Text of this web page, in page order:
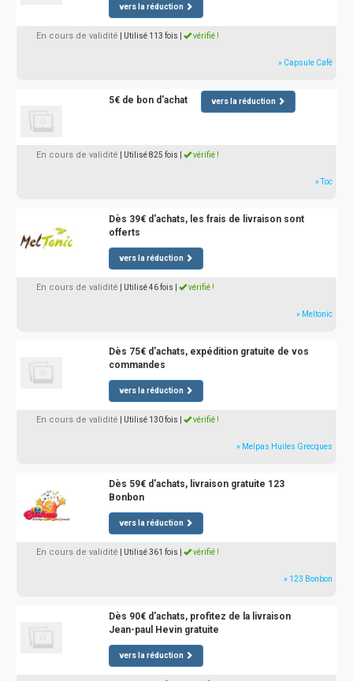
vers la réduction
En cours de validité | Utilisé 113 fois vérifié !
» Capsule Café
5€ de bon d'achat vers la réduction
En cours de validité | Utilisé 825 fois vérifié !
» Toc
Dès 39€ d'achats, les frais de livraison sont
offerts
vers la réduction
En cours de validité | Utilisé 46 fois vérifié !
» Meltonic
Dès 75€ d'achats, expédition gratuite de vos
commandes
vers la réduction
En cours de validité | Utilisé 130 fois vérifié !
» Melpas Huiles Grecques
Dès 59€ d'achats, livraison gratuite 123
Bonbon
vers la réduction
En cours de validité | Utilisé 361 fois vérifié !
» 123 Bonbon
Dès 90€ d'achats, profitez de la livraison
Jean-paul Hevin gratuite
vers la réduction